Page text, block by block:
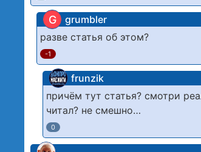
G grumbler
разве статья об этом?
-1
frunzik
причём тут статья? смотри
читал? не смешно…
0